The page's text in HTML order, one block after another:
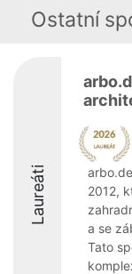
Ostatní
Laureáti
2012,
a se
Tato